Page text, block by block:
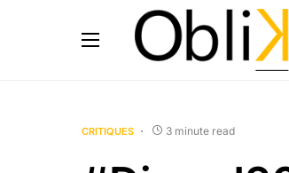
CRITIQUES 3 minute read